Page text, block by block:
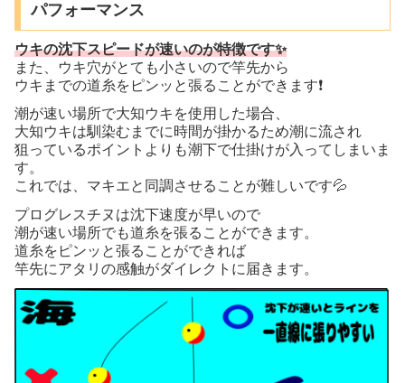
パフォーマンス
ウキの沈下スピードが速いのが特徴です✨
また、ウキ穴がとても小さいので竿先から
ウキまでの道糸をピンッと張ることができます❗️
潮が速い場所で大知ウキを使用した場合、
大知ウキは馴染むまでに時間が掛かるため潮に流され
狙っているポイントよりも潮下で仕掛けが入ってしまいま
す。
これでは、マキエと同調させることが難しいです💦
プログレスチヌは沈下速度が早いので
潮が速い場所でも道糸を張ることができます。
道糸をピンッと張ることができれば
竿先にアタリの感触がダイレクトに届きます。